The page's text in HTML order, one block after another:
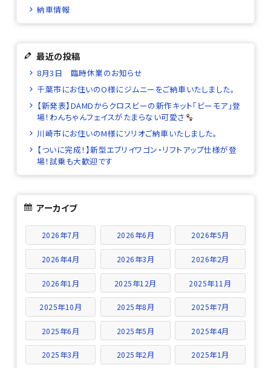
納車情報
最近の投稿
8月3日 臨時休業のお知らせ
千葉市にお住いのO様にジムニーをご納車いたしました。
【新発表】DAMDからクロスビーの新作キット「ビーモア」登
場！わんちゃんフェイスがたまらない可愛さ
川崎市にお住いのM様にソリオご納車いたしました。
【ついに完成！】新型エブリイワゴン・リフトアップ仕様が登
場！試乗も大歓迎です
アーカイブ
2026年7月 2026年6月 2026年5月
2026年4月 2026年3月 2026年2月
2026年1月 2025年12月 2025年11月
2025年10月 2025年8月 2025年7月
2025年6月 2025年5月 2025年4月
2025年3月 2025年2月 2025年1月